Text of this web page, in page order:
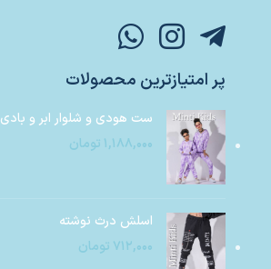
پر امتیازترین محصولات
ست هودی و شلوار ابر و بادی
۱,۱۸۸,۰۰۰ تومان
اسلش درث نوشته
۷۱۲,۰۰۰ تومان